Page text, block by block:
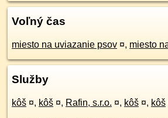
Voľný čas
miesto na uviazanie psov ¤, miesto
Služby
kôš ¤, kôš ¤, Rafin, s.r.o. ¤, kôš ¤, kôš